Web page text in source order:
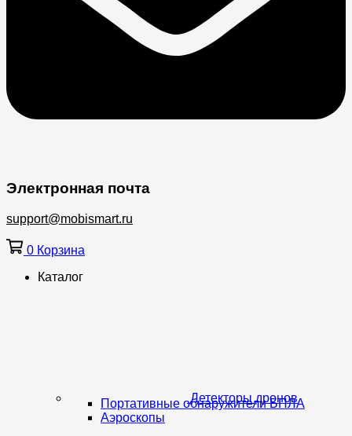
Электронная почта
support@mobismart.ru
0 Корзина
Каталог
Детекторы дронов
Портативные обнаружители БПЛА
Аэроскопы